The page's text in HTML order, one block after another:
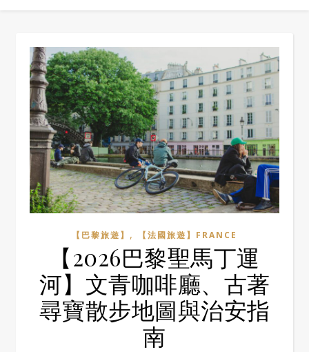
【巴黎旅遊】 , 【法國旅遊】FRANCE
【2026巴黎聖馬丁運
河】文青咖啡廳、古著
尋寶散步地圖與治安指
南